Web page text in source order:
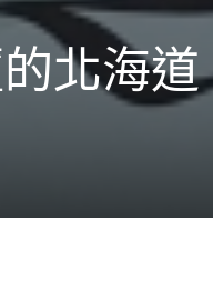
北海道